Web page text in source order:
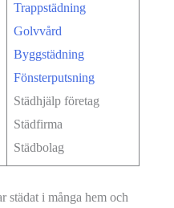
Trappstädning
Golvvård
Byggstädning
Fönsterputsning
Städhjälp företag
Städfirma
Städbolag
städat i många hem och